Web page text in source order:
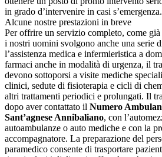
in grado d’intervenire in casi s’emergenza.
Alcune nostre prestazioni in breve
Per offrire un servizio completo, come già
i nostri uomini svolgono anche una serie
l’assistenza medica e infermieristica a
farmaci anche in modalità di urgenza, il
devono sottoporsi a visite mediche
clinici, sedute di fisioterapia e cicli di
altri trattamenti periodici e prolungati. Il
dopo aver contattato il Numero
Sant’agnese Annibaliano, con
autoambulanze o auto mediche e con la
accompagnatore. La preparazione del
paramedico consente di trasportare